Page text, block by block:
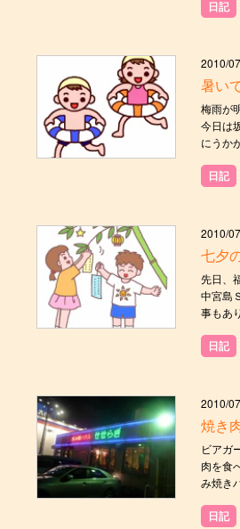
日記
2010/
暑い
梅雨が
今日は
にうか
日記
2010/
七夕
先日、
中宮島
事もあ
日記
2010/
焼き
ビアガ
肉を食
み焼き
日記